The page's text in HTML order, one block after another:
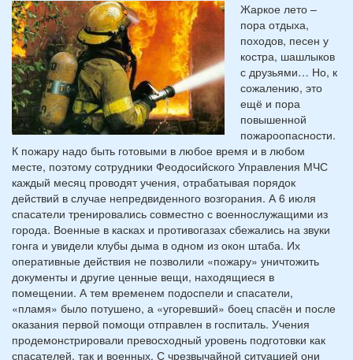
Жаркое лето –
пора отдыха,
походов, песен у
костра, шашлыков
с друзьями… Но, к
сожалению, это
ещё и пора
повышенной
пожароопасности.
К пожару надо быть готовыми в любое время и в любом
месте, поэтому сотрудники Феодосийского Управления МЧС
каждый месяц проводят учения, отрабатывая порядок
действий в случае непредвиденного возгорания. А 6 июля
спасатели тренировались совместно с военнослужащими из
города. Военные в касках и противогазах сбежались на звуки
гонга и увидели клубы дыма в одном из окон штаба. Их
оперативные действия не позволили «пожару» уничтожить
документы и другие ценные вещи, находящиеся в
помещении. А тем временем подоспели и спасатели,
«пламя» было потушено, а «угоревший» боец спасён и после
оказания первой помощи отправлен в госпиталь. Учения
продемонстрировали превосходный уровень подготовки как
спасателей, так и военных. С чрезвычайной ситуацией они